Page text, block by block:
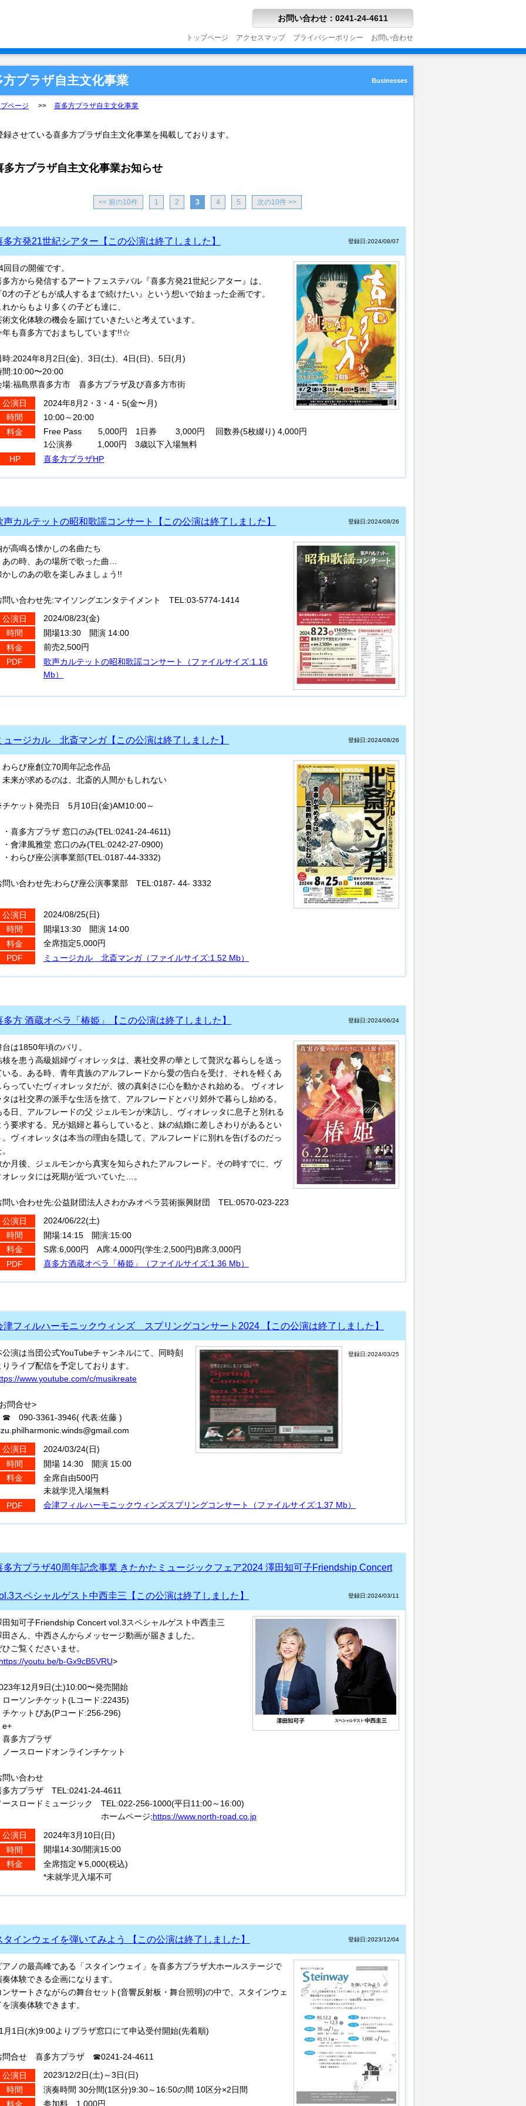
お問い合わせ ： 0241-24-4611
トップページ アクセスマップ プライバシーポリシー お問い合わせ
方プラザ自主文化事業 Businesses
ページ 喜多方プラザ自主文化事業
録させている喜多方プラザ自主文化事業を掲載しております。
多方プラザ自主文化事業お知らせ
<< 前の10件 1 2 3 4 5 次の10件 >>
多方発21世紀シアター【この公演は終了しました】 登録日:2024/08/07
回目の開催です。
多方から発信するアートフェステバル『喜多方発21世紀シアター』は、
0才の子どもが成人するまで続けたい』という想いで始まった企画です。
れからもより多くの子ども達に、
術文化体験の機会を届けていきたいと考えています。
年も喜多方でおまちしています!!☆
時:2024年8月2日(金)、3日(土)、4日(日)、5日(月)
間:10:00〜20:00
場:福島県喜多方市 喜多方プラザ及び喜多方市街
公演日
2024年8月2・3・4・5(金〜月)
時間
10:00～20:00
料金
Free Pass 5,000円 1日券 3,000円 回数券(5枚綴り) 4,000円
1公演券 1,000円 3歳以下入場無料
HP
喜多方プラザHP
声カルテットの昭和歌謡コンサート【この公演は終了しました】 登録日:2024/08/26
が高鳴る懐かしの名曲たち
の時、あの場所で歌った曲…
かしのあの歌を楽しみましょう!!
問い合わせ先:マイソングエンタテイメント TEL:03-5774-1414
公演日
2024/08/23(金)
時間
開場13:30 開演 14:00
料金
前売2,500円
PDF
歌声カルテットの昭和歌謡コンサート（ファイルサイズ:1.16
Mb）
ュージカル 北斎マンガ【この公演は終了しました】 登録日:2024/08/26
らび座創立70周年記念作品
来が求めるのは、北斎的人間かもしれない
ケット発売日 5月10日(金)AM10:00～
喜多方プラザ 窓口のみ(TEL:0241-24-4611)
會津風雅堂 窓口のみ(TEL:0242-27-0900)
わらび座公演事業部(TEL:0187-44-3332)
問い合わせ先:わらび座公演事業部 TEL:0187- 44- 3332
公演日
2024/08/25(日)
時間
開場13:30 開演 14:00
料金
全席指定5,000円
PDF
ミュージカル 北斎マンガ（ファイルサイズ:1.52 Mb）
多方 酒蔵オペラ「椿姫」【この公演は終了しました】 登録日:2024/06/24
台は1850年頃のパリ。
核を患う高級娼婦ヴィオレッタは、裏社交界の華として贅沢な暮らしを送っ
いる。ある時、青年貴族のアルフレードから愛の告白を受け、それを軽くあ
らっていたヴィオレッタだが、彼の真剣さに心を動かされ始める。 ヴィオレ
タは社交界の派手な生活を捨て、アルフレードとパリ郊外で暮らし始める。
る日、アルフレードの父 ジェルモンが来訪し、ヴィオレッタに息子と別れる
う要求する。兄が娼婦と暮らしていると、妹の結婚に差しさわりがあるとい
。ヴィオレッタは本当の理由を隠して、アルフレードに別れを告げるのだっ
か月後、ジェルモンから真実を知らされたアルフレード。その時すでに、ヴ
オレッタには死期が近づいていた…。
問い合わせ先:公益財団法人さわかみオペラ芸術振興財団 TEL:0570-023-223
公演日
2024/06/22(土)
時間
開場:14:15 開演:15:00
料金
S席:6,000円 A席:4,000円(学生:2,500円)B席:3,000円
PDF
喜多方酒蔵オペラ「椿姫」（ファイルサイズ:1.36 Mb）
津フィルハーモニックウィンズ スプリングコンサート2024 【この公演は終了しました】
登録日:2024/03/25
公演は当団公式YouTubeチャンネルにて、同時刻
りライブ配信を予定しております。
www.youtube.com/c/musikreate
問合せ>
090-3361-3946( 代表:佐藤 )
公演日
2024/03/24(日)
時間
開場 14:30 開演 15:00
料金
全席自由500円
未就学児入場無料
PDF
会津フィルハーモニックウィンズスプリングコンサート（ファイルサイズ:1.37 Mb）
多方プラザ40周年記念事業 きたかたミュージックフェア2024 澤田知可子Friendship Concert
スペシャルゲスト中西圭三【この公演は終了しました】 登録日:2024/03/11
田知可子Friendship Concert vol.3スペシャルゲスト中西圭三
田さん、中西さんからメッセージ動画が届きました。
ひご覧くださいませ。
youtu.be/b-Gx9cB5VRU>
年12月9日(土)10:00〜発売開始
ローソンチケット(Lコード:22435)
チケットぴあ(Pコード:256-296)
e+
喜多方プラザ
ノースロードオンラインチケット
問い合わせ
多方プラザ TEL:0241-24-4611
ースロードミュージック TEL:022-256-1000(平日11:00～16:00)
ームページ;https://www.north-road.co.jp
公演日
2024年3月10日(日)
時間
開場14:30/開演15:00
料金
全席指定￥5,000(税込)
*未就学児入場不可
タインウェイを弾いてみよう 【この公演は終了しました】 登録日:2023/12/04
アノの最高峰である「スタインウェイ」を喜多方プラザ大ホールステージで
奏体験できる企画になります。
ンサートさながらの舞台セット(音響反射板・舞台照明)の中で、スタインウェ
を演奏体験できます。
月1日(水)9:00よりプラザ窓口にて申込受付開始(先着順)
問合せ 喜多方プラザ ☎0241-24-4611
公演日
2023/12/2日(土)～3日(日)
時間
演奏時間 30分間(1区分)9:30～16:50の間 10区分×2日間
料金
参加料 1,000円